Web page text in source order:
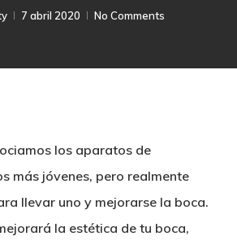
7 abril 2020 No Comments
los aparatos de
más jóvenes, pero realmente
llevar uno y mejorarse la boca.
la estética de tu boca,